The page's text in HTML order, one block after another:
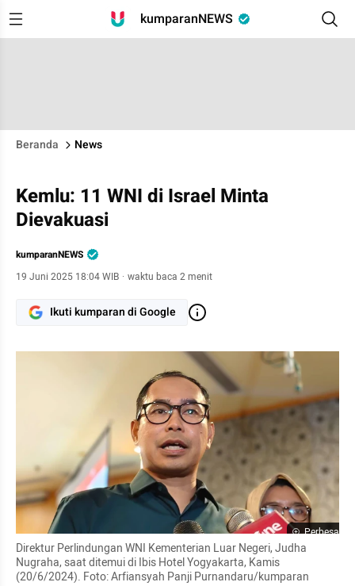
kumparanNEWS
Beranda News
Kemlu: 11 WNI di Israel Minta
Dievakuasi
kumparanNEWS
19 Juni 2025 18:04 WIB · waktu baca 2 menit
Ikuti kumparan di Google
Perbesar
Direktur Perlindungan WNI Kementerian Luar Negeri, Judha
Nugraha, saat ditemui di Ibis Hotel Yogyakarta, Kamis
(20/6/2024). Foto: Arfiansyah Panji Purnandaru/kumparan